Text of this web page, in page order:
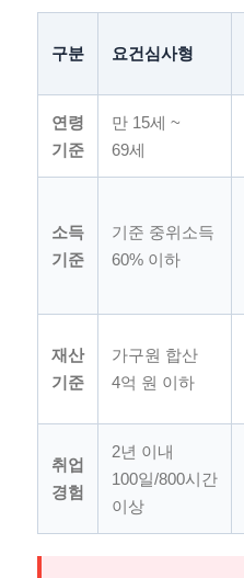
구분 요건심사형
연령
기준
만 15세 ~
69세
소득
기준
기준 중위소득
60% 이하
재산
기준
가구원 합산
4억 원 이하
취업
경험
2년 이내
100일/800시간
이상